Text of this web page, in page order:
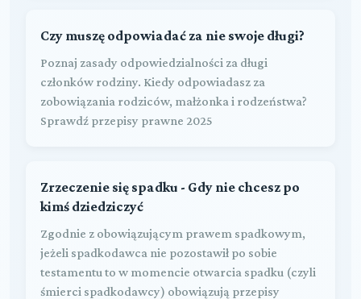
Czy muszę odpowiadać za nie swoje długi?
Poznaj zasady odpowiedzialności za długi
członków rodziny. Kiedy odpowiadasz za
zobowiązania rodziców, małżonka i rodzeństwa?
Sprawdź przepisy prawne 2025
Zrzeczenie się spadku - Gdy nie chcesz po
kimś dziedziczyć
Zgodnie z obowiązującym prawem spadkowym,
jeżeli spadkodawca nie pozostawił po sobie
testamentu to w momencie otwarcia spadku (czyli
śmierci spadkodawcy) obowiązują przepisy